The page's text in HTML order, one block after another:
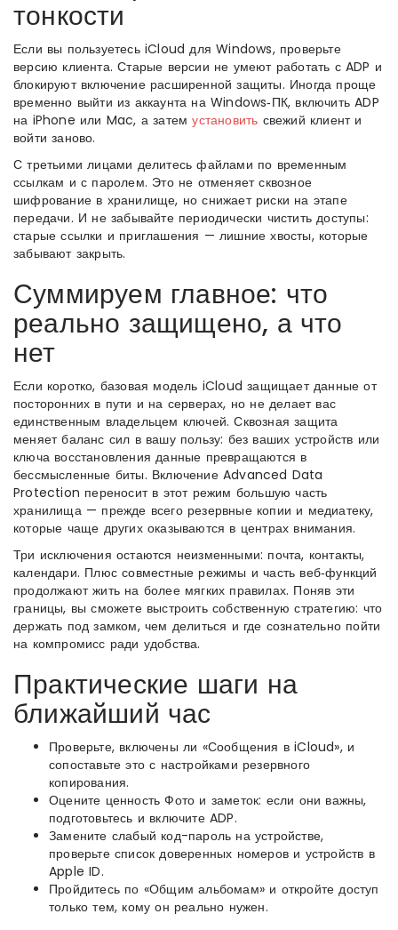
тонкости
Если вы пользуетесь iCloud для Windows, проверьте
версию клиента. Старые версии не умеют работать с ADP и
блокируют включение расширенной защиты. Иногда проще
временно выйти из аккаунта на Windows‑ПК, включить ADP
на iPhone или Mac, а затемустановить свежий клиент и
войти заново.
С третьими лицами делитесь файлами по временным
ссылкам и с паролем. Это не отменяет сквозное
шифрование в хранилище, но снижает риски на этапе
передачи. И не забывайте периодически чистить доступы:
старые ссылки и приглашения — лишние хвосты, которые
забывают закрыть.
Суммируем главное: что
реально защищено, а что
нет
Если коротко, базовая модель iCloud защищает данные от
посторонних в пути и на серверах, но не делает вас
единственным владельцем ключей. Сквозная защита
меняет баланс сил в вашу пользу: без ваших устройств или
ключа восстановления данные превращаются в
бессмысленные биты. Включение Advanced Data
Protection переносит в этот режим большую часть
хранилища — прежде всего резервные копии и медиатеку,
которые чаще других оказываются в центрах внимания.
Три исключения остаются неизменными: почта, контакты,
календари. Плюс совместные режимы и часть веб‑функций
продолжают жить на более мягких правилах. Поняв эти
границы, вы сможете выстроить собственную стратегию: что
держать под замком, чем делиться и где сознательно пойти
на компромисс ради удобства.
Практические шаги на
ближайший час
Проверьте, включены ли «Сообщения в iCloud», и
сопоставьте это с настройками резервного
копирования.
Оцените ценность Фото и заметок: если они важны,
подготовьтесь и включите ADP.
Замените слабый код-пароль на устройстве,
проверьте список доверенных номеров и устройств в
Apple ID.
Пройдитесь по «Общим альбомам» и откройте доступ
только тем, кому он реально нужен.